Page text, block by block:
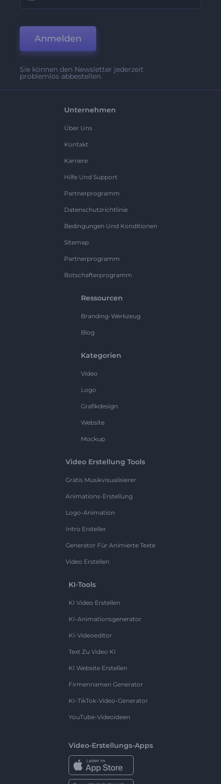
Anmelden
Sie können den Newsletter jederzeit
problemlos abbestellen.
Unternehmen
Über Uns
Kontakt
Karriere
Hilfe Und Support
Partnerprogramm
Datenschutzrichtlinie
Bedingungen Und Konditionen
Sitemap
Partnerprogramm
Botschafterprogramm
Ressourcen
Branding-Werkzeug
Blog
Kategorien
Video
Logo
Grafikdesign
Website
Mockup
Video Erstellung Tools
Gratis Musikvisualisierer
Animations-Erstellung
Logo-Animation
Intro Ersteller
Generator Für Animierte Texte
Video Erstellen
KI-Tools
KI Video Erstellen
KI-Animationsgenerator
KI-Videoeditor
Text Zu Video KI
KI Website Erstellen
Firmennamen Generator
KI-TikTok-Video-Generator
YouTube-Videoideen
Video-Erstellungs-Apps